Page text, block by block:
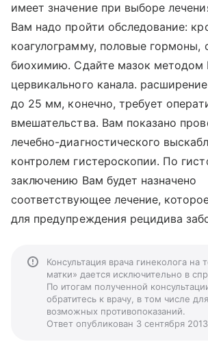
имеет значение при выборе
Вам надо пройти обследование:
коагулограмму, половые гормоны,
биохимию. Сдайте мазок методом
цервикального канала.
до 25 мм, конечно, требует
вмешательства. Вам показано
лечебно-диагностического
контролем гистероскопии. По
заключению Вам будет назначено
соответствующее лечение,
для предупреждения рецидива
Консультация врача гинеколога на
матки» дается исключительно в
По итогам полученной
обратитесь к врачу, в том числе
возможных противопоказаний.
Ответ опубликован 3 сентября 2013